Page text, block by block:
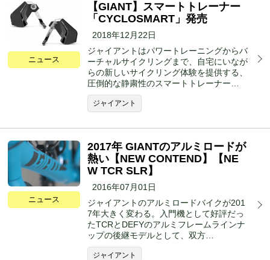
ニュース
【GIANT】スマートトレーナー
「CYCLOSMART」発売
2018年12月22日
ジャイアントはパワートレーニングからバ
ーチャルサイクリングまで、自宅にいなが
らの新しいサイクリング体験を提供する、
圧倒的な静粛性のスマートトレーナー…
ジャイアント
ニュース
2017年 GIANTのアルミロードが
熱い【NEW CONTEND】【NE
W TCR SLR】
2016年07月01日
ジャイアントのアルミロードバイクが201
7年大きく変わる。入門機として好評だっ
たTCRとDEFYのアルミフレームラインナ
ップの後継モデルとして、双方…
ジャイアント